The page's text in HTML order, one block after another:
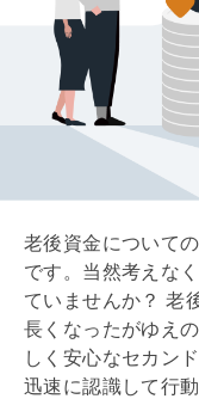
老後資金について
です。当然考えな
ていませんか？ 老
長くなったがゆえ
しく安心なセカン
迅速に認識して行